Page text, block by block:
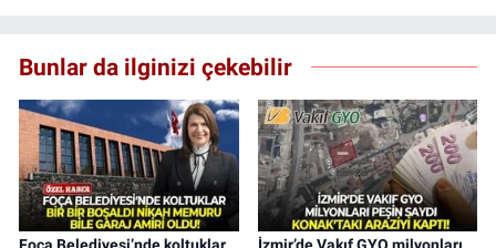
Bunlar da ilginizi çekebilir